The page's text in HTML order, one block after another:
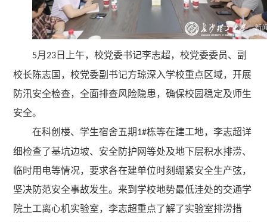
5月23 日上午，校党委书记李志超，校党委委员、副
校长陈志国，校党委副书记方琼深入学校重点区域，开展
防汛安全检查，全面排查风险隐患，确保校园稳定及师生
安全。
在科创楼、学生宿舍五期1#栋等在建工地，李志超详
细检查了基坑边坡、安全防护网等处及地下层积水排涝、
临时用电等情况，要求各在建单位时刻绷紧安全生产弦，
坚决防范安全事故发生。来到学校地势最低洼处的交通学
院土工离心机实验室，李志超重点了解了实验室排涝措